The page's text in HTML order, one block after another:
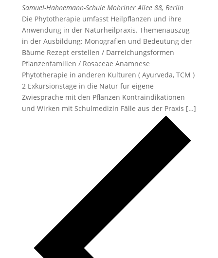
Samuel-Hahnemann-Schule Mohriner Allee 88, Berlin
Die Phytotherapie umfasst Heilpflanzen und ihre
Anwendung in der Naturheilpraxis. Themenauszug
in der Ausbildung: Monografien und Bedeutung der
Bäume Rezept erstellen / Darreichungsformen
Pflanzenfamilien / Rosaceae Anamnese
Phytotherapie in anderen Kulturen ( Ayurveda, TCM )
2 Exkursionstage in die Natur für eigene
Zwiesprache mit den Pflanzen Kontraindikationen
und Wirken mit Schulmedizin Fälle aus der Praxis […]